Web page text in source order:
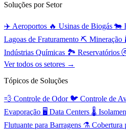
Soluções por Setor
✈️ Aeroportos 🔥 Usinas de Biogás 🐄
Lagoas de Fraturamento ⛏️ Mineração
Indústrias Químicas 🏞️ Reservatórios
Ver todos os setores →
Tópicos de Soluções
💨 Controle de Odor 🐦 Controle de
Evaporação 🖥️ Data Centers 🌡️
Flutuante para Barragens ⚗️ Cobertura